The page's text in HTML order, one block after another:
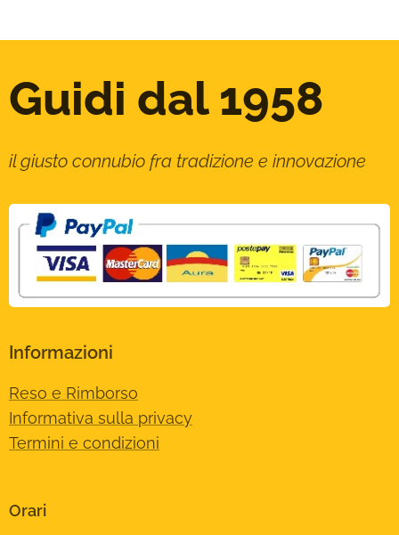
Guidi dal 1958
il giusto connubio fra tradizione e innovazione
Informazioni
Reso e Rimborso
Informativa sulla privacy
Termini e condizioni
Orari